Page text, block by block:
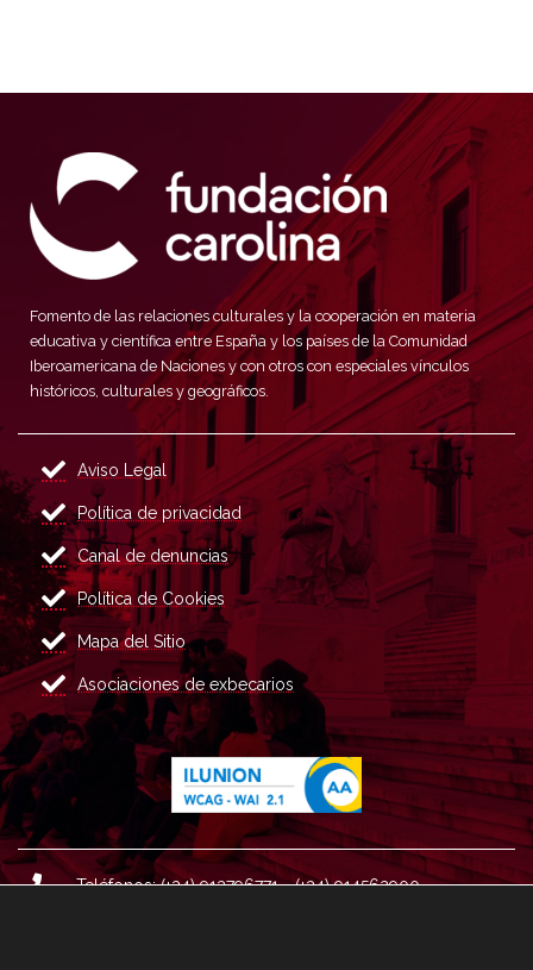
Fomento de las relaciones culturales y la cooperación en materia
educativa y científica entre España y los países de la Comunidad
Iberoamericana de Naciones y con otros con especiales vínculos
históricos, culturales y geográficos.
Aviso Legal
Política de privacidad
Canal de denuncias
Política de Cookies
Mapa del Sitio
Asociaciones de exbecarios
Teléfonos: (+34) 913796771 - (+34) 914562900